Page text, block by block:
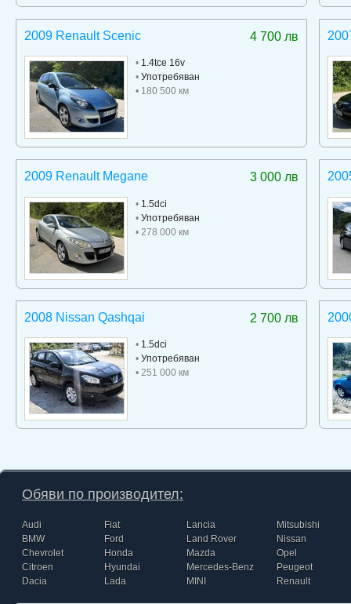
4 700 лв
2009 Renault Scenic
• 1.4tce 16v
• Употребяван
• 180 500 км
3 000 лв
2009 Renault Megane
• 1.5dci
• Употребяван
• 278 000 км
2 700 лв
2008 Nissan Qashqai
• 1.5dci
• Употребяван
• 251 000 км
Обяви по производител:
Audi
BMW
Chevrolet
Citroen
Dacia
Fiat
Ford
Honda
Hyundai
Lada
Lancia
Land Rover
Mazda
Mercedes-Benz
MINI
Mitsubishi
Nissan
Opel
Peugeot
Renault